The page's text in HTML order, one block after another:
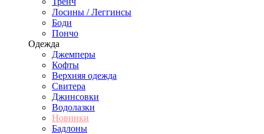
Лосины / Леггинсы
Боди
Пончо
Одежда
Джемперы
Кофты
Верхняя одежда
Свитера
Джинсовки
Водолазки
Новинки
Бадлоны